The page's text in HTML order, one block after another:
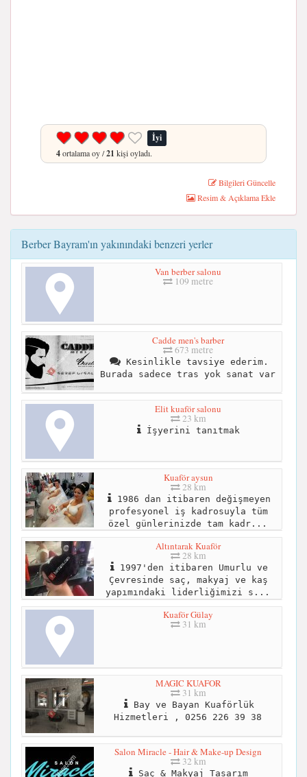
İyi
4ortalama oy /21 kişi oyladı.
Bilgileri Güncelle
Resim & Açıklama Ekle
Berber Bayram'ın yakınındaki benzeri yerler
Van berber salonu
109 metre
Cadde men's barber
673 metre
Kesinlikle tavsiye ederim.
Burada sadece tras yok sanat var
Elit kuaför salonu
23 km
İşyerini tanıtmak
Kuaför aysun
28 km
1986 dan itibaren değişmeyen
profesyonel iş kadrosuyla tüm
özel günlerinizde tam kadr...
Altıntarak Kuaför
28 km
1997'den itibaren Umurlu ve
Çevresinde saç, makyaj ve kaş
yapımındaki liderliğimizi s...
Kuaför Gülay
31 km
MAGIC KUAFOR
31 km
Bay ve Bayan Kuaförlük
Hizmetleri , 0256 226 39 38
Salon Miracle - Hair & Make-up Design
32 km
Saç & Makyaj Tasarım